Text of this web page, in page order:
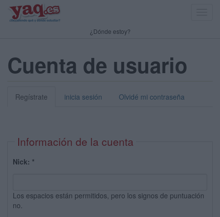
¿Dónde estoy?
Cuenta de usuario
Regístrate inicia sesión Olvidé mi contraseña
Información de la cuenta
Nick: *
Los espacios están permitidos, pero los signos de puntuación
no.